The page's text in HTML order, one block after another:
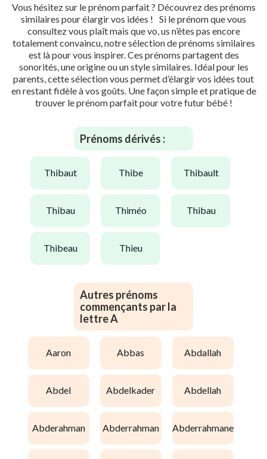
Vous hésitez sur le prénom parfait ? Découvrez des prénoms
similaires pour élargir vos idées ! Si le prénom que vous
consultez vous plaît mais que vo, us n’êtes pas encore
totalement convaincu, notre sélection de prénoms similaires
est là pour vous inspirer. Ces prénoms partagent des
sonorités, une origine ou un style similaires. Idéal pour les
parents, cette sélection vous permet d’élargir vos idées tout
en restant fidèle à vos goûts. Une façon simple et pratique de
trouver le prénom parfait pour votre futur bébé !
Prénoms dérivés :
thibaut thibe thibault
thibau thiméo thibau
thibeau thieu
Autres prénoms
commençants par la
lettre A
aaron abbas abdallah
abdel abdelkader abdellah
abderahman abderrahman abderrahmane